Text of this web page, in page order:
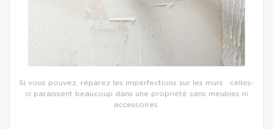
Si vous pouvez, réparez les imperfections sur les murs : celles-
ci paraissent beaucoup dans une propriété sans meubles ni
accessoires.